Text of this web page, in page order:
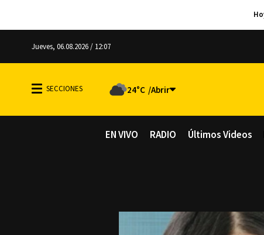
Jueves, 06.08.2026 / 12:07
24°C
EN VIVO RADIO Últimos Videos